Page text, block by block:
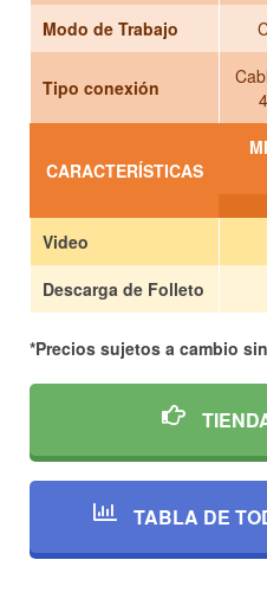
Modo de Trabajo
Tipo conexión
CARACTERÍSTICAS
Video
Descarga de Folleto
*Precios sujetos a cambio
TABLA DE